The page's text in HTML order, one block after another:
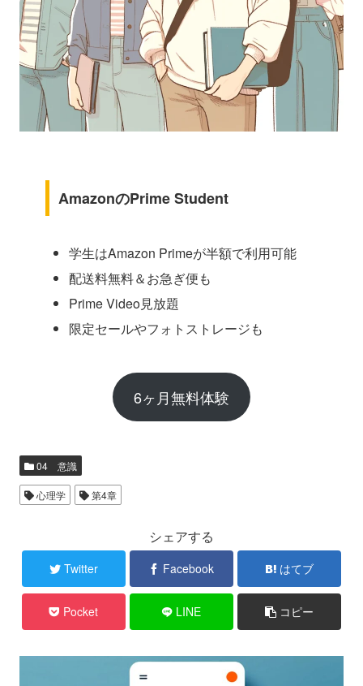
AmazonのPrime Student
学生はAmazon Primeが半額で利用可能
配送料無料＆お急ぎ便も
Prime Video見放題
限定セールやフォトストレージも
6ヶ月無料体験
04 意識
心理学 第4章
シェアする
Twitter Facebook はてブ
Pocket LINE コピー